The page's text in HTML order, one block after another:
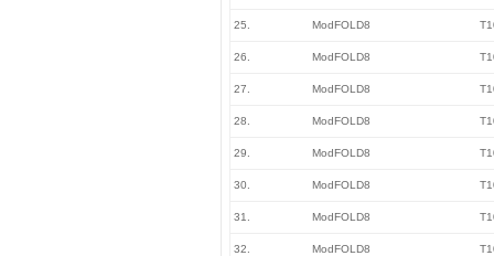
25. ModFOLD8
26. ModFOLD8
27. ModFOLD8
28. ModFOLD8
29. ModFOLD8
30. ModFOLD8
31. ModFOLD8
32. ModFOLD8